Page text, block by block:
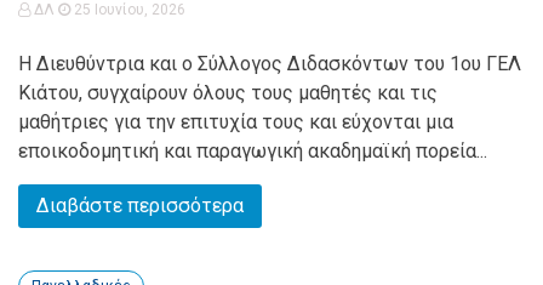
ΔΛ 25 Ιουνίου, 2026
Η Διευθύντρια και ο Σύλλογος Διδασκόντων του 1ου ΓΕΛ
Κιάτου, συγχαίρουν όλους τους μαθητές και τις
μαθήτριες για την επιτυχία τους και εύχονται μια
εποικοδομητική και παραγωγική ακαδημαϊκή πορεία...
Διαβάστε περισσότερα